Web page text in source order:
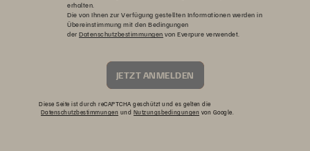
erhalten.
Die von Ihnen zur Verfügung gestellten Informationen werden in
Übereinstimmung mit den Bedingungen
der Datenschutzbestimmungen von Everpure verwendet.
JETZT ANMELDEN
Diese Seite ist durch reCAPTCHA geschützt und es gelten die
Datenschutzbestimmungen und Nutzungsbedingungen von Google.